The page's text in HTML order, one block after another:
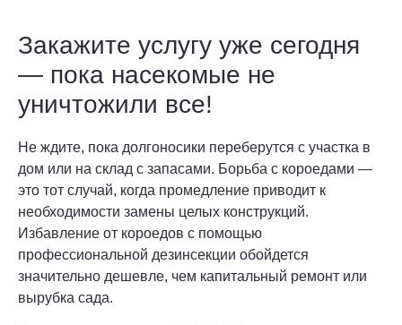
Закажите услугу уже сегодня
— пока насекомые не
уничтожили все!
Не ждите, пока долгоносики переберутся с участка в
дом или на склад с запасами. Борьба с короедами —
это тот случай, когда промедление приводит к
необходимости замены целых конструкций.
Избавление от короедов с помощью
профессиональной дезинсекции обойдется
значительно дешевле, чем капитальный ремонт или
вырубка сада.